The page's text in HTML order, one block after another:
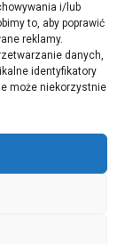
i/lub
to, aby poprawić
reklamy.
danych,
identyfikatory
może niekorzystnie